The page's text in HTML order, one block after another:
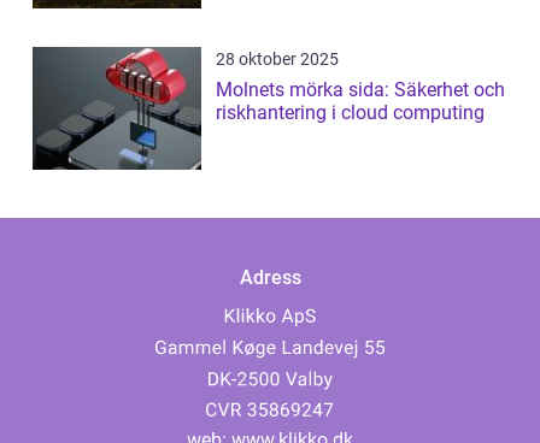
28 oktober 2025
Molnets mörka sida: Säkerhet och
riskhantering i cloud computing
Adress